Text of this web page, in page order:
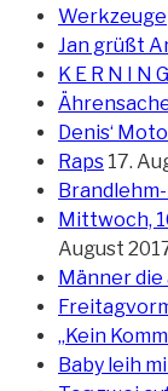
Werkzeuge
Jan grüßt
K E R N I N G
Denis‘
Raps 17.
Mittwoch,
August
Männer
„Kein
Baby leih